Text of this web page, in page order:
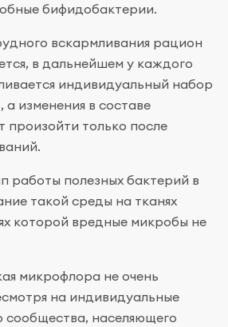
бифидобактерии.
вскармливания рацион
в дальнейшем у каждого
индивидуальный набор
изменения в составе
произойти только после
работы полезных бактерий в
такой среды на тканях
которой вредные микробы не
микрофлора не очень
на индивидуальные
сообщества, населяющего